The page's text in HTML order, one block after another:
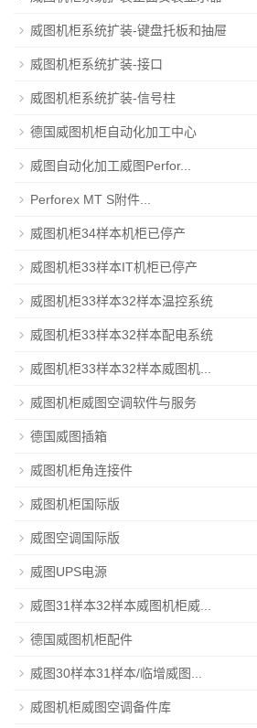
威图机柜系统扩装-键盘托板和抽屉
威图机柜系统扩装-接口
威图机柜系统扩装-信号柱
德国威图机柜自动化加工中心
威图自动化加工威图Perfor...
Perforex MT S附件...
威图机柜34样本机柜已停产
威图机柜33样本IT机柜已停产
威图机柜33样本32样本温控系统
威图机柜33样本32样本配电系统
威图机柜33样本32样本威图机...
威图机柜威图空调软件与服务
德国威图插箱
威图机柜角连接件
威图机柜国际版
威图空调国际版
威图UPS电源
威图31样本32样本威图机柜威...
德国威图机柜配件
威图30样本31样本/临增威图...
威图机柜威图空调备件库